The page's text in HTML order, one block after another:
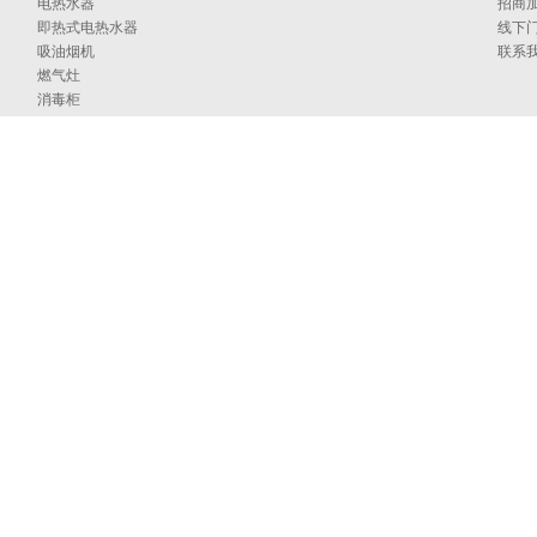
电热水器
即热式电热水器
吸油烟机
燃气灶
消毒柜
招商
线下
联系